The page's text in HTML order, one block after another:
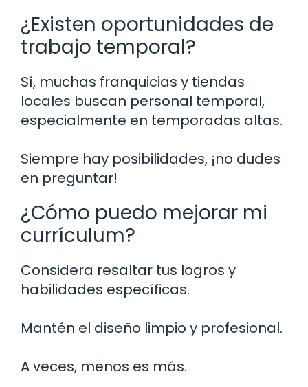
¿Existen oportunidades de
trabajo temporal?
Sí, muchas franquicias y tiendas
locales buscan personal temporal,
especialmente en temporadas altas.
Siempre hay posibilidades, ¡no dudes
en preguntar!
¿Cómo puedo mejorar mi
currículum?
Considera resaltar tus logros y
habilidades específicas.
Mantén el diseño limpio y profesional.
A veces, menos es más.